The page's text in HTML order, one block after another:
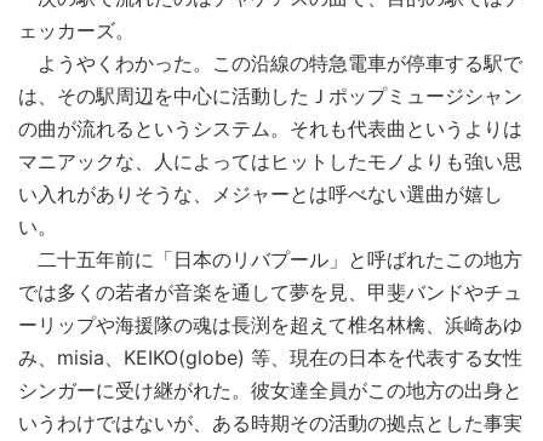
ェッカーズ。
ようやくわかった。この沿線の特急電車が停車する駅で
は、その駅周辺を中心に活動したＪポップミュージシャン
の曲が流れるというシステム。それも代表曲というよりは
マニアックな、人によってはヒットしたモノよりも強い思
い入れがありそうな、メジャーとは呼べない選曲が嬉し
い。
二十五年前に「日本のリバプール」と呼ばれたこの地方
では多くの若者が音楽を通して夢を見、甲斐バンドやチュ
ーリップや海援隊の魂は長渕を超えて椎名林檎、浜崎あゆ
み、misia、KEIKO(globe) 等、現在の日本を代表する女性
シンガーに受け継がれた。彼女達全員がこの地方の出身と
いうわけではないが、ある時期その活動の拠点とした事実